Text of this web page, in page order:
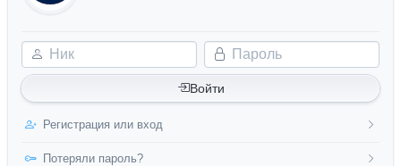
Ник Пароль
Войти
Регистрация или вход
Потеряли пароль?